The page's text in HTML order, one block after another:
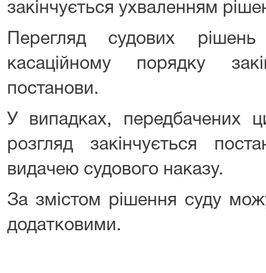
закінчується ухваленням
Перегляд судових
касаційному порядку
постанови.
У випадках, передбачених
розгляд закінчується
видачею судового наказу.
За змістом рішення суду
додатковими.